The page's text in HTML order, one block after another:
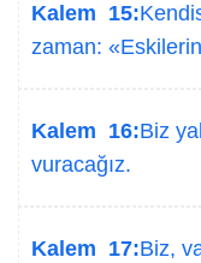
Kalem 15:
zaman:
Kalem 16:Biz
vuracağız.
Kalem 17:Biz,